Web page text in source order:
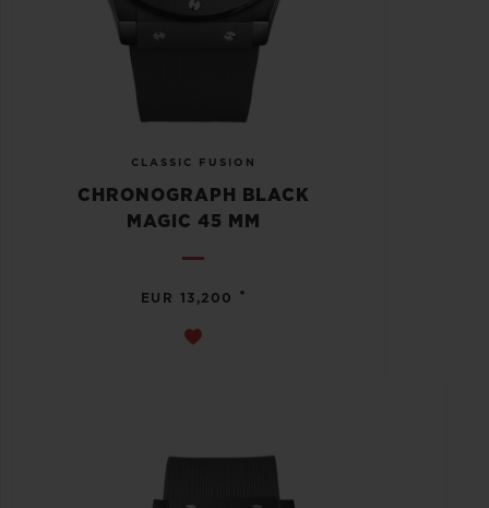
CLASSIC FUSION
CHRONOGRAPH BLACK
MAGIC 45 MM
EUR 13,200 •